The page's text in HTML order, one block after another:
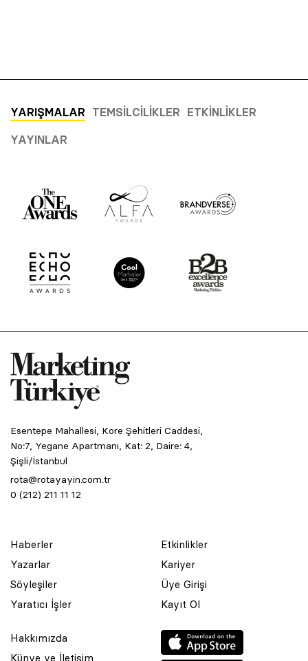
YARIŞMALAR TEMSILCILIKLER ETKINLIKLER
YAYINLAR
Esentepe Mahallesi, Kore Şehitleri Caddesi,
No:7, Yegane Apartmanı, Kat: 2, Daire: 4,
Şişli/İstanbul
rota@rotayayin.com.tr
0 (212) 211 11 12
Haberler
Yazarlar
Söyleşiler
Yaratıcı İşler
Etkinlikler
Kariyer
Üye Girişi
Kayıt Ol
Hakkımızda
Künye ve İletişim